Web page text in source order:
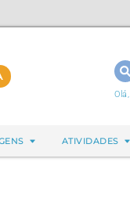
Olá,
ATIVIDADES